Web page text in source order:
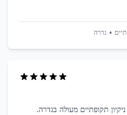
• גדרה
תקופתיים מעולה בגדרה.